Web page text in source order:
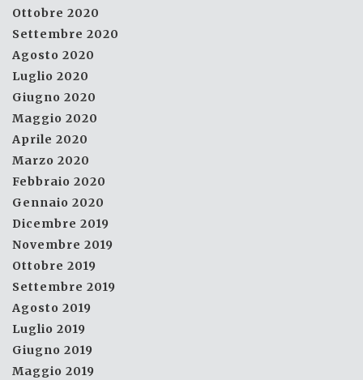
Ottobre 2020
Settembre 2020
Agosto 2020
Luglio 2020
Giugno 2020
Maggio 2020
Aprile 2020
Marzo 2020
Febbraio 2020
Gennaio 2020
Dicembre 2019
Novembre 2019
Ottobre 2019
Settembre 2019
Agosto 2019
Luglio 2019
Giugno 2019
Maggio 2019